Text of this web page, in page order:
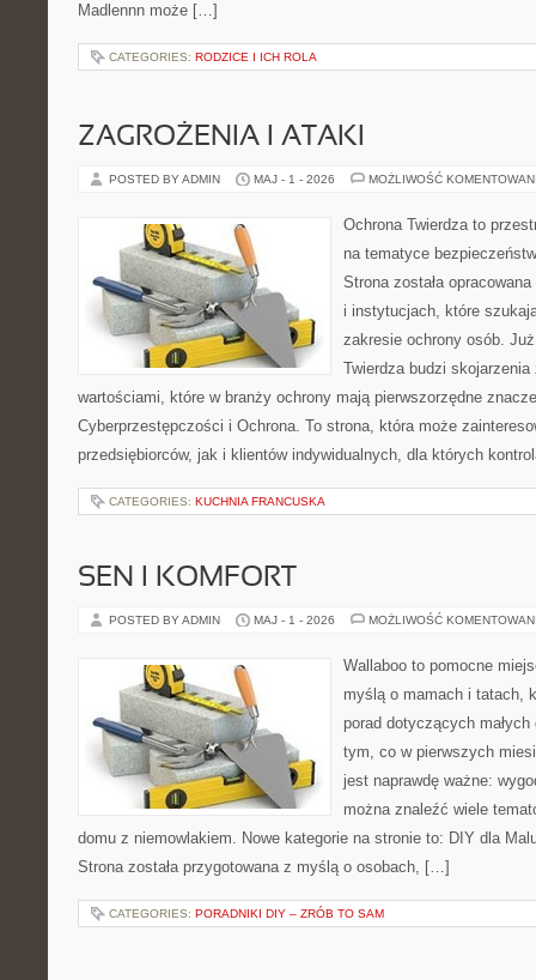
Madlennn może […]
CATEGORIES: RODZICE I ICH ROLA
ZAGROŻENIA I ATAKI
POSTED BY ADMIN MAJ - 1 - 2026 MOŻLIWOŚĆ
Ochrona Twierdza to
na tematyce
Strona została
i instytucjach, które
zakresie ochrony osób.
Twierdza budzi
wartościami, które w branży ochrony mają pierwszorzędne
Cyberprzestępczości i Ochrona. To strona, która może
przedsiębiorców, jak i klientów indywidualnych, dla których
CATEGORIES: KUCHNIA FRANCUSKA
SEN I KOMFORT
POSTED BY ADMIN MAJ - 1 - 2026 MOŻLIWOŚĆ
Wallaboo to pomocne
myślą o mamach i tatach,
porad dotyczących
tym, co w pierwszych
jest naprawdę ważne:
można znaleźć wiele
domu z niemowlakiem. Nowe kategorie na stronie to: DIY dla
Strona została przygotowana z myślą o osobach, […]
CATEGORIES: PORADNIKI DIY – ZRÓB TO SAM